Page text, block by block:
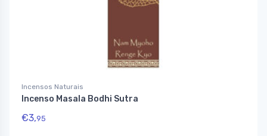
Incensos Naturais
Incenso Masala Bodhi Sutra
€3,95